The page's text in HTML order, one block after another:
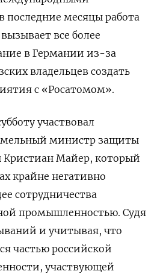
последние месяцы работа
все более
в Германии из-за
владельцев создать
с «Росатомом».
участвовал
министр защиты
Майер, который
крайне негативно
сотрудничества
промышленностью. Судя
и учитывая, что
частью российской
участвующей